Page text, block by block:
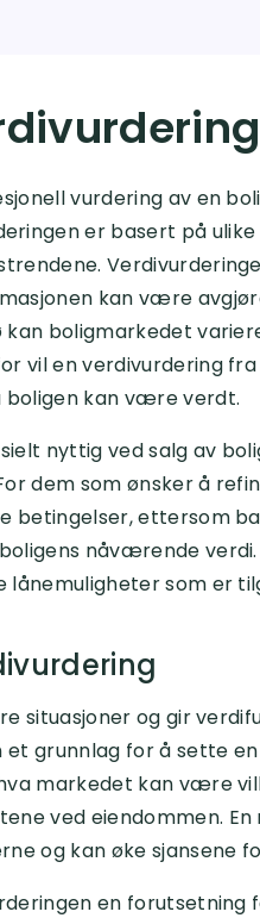
vurdering av en
er basert på
kan være
kan boligmarkedet
vil en verdivurdering
boligen kan være verdt.
nyttig ved salg av
dem som ønsker å
betingelser, ettersom
nåværende
lånemuligheter som er
situasjoner og gir
et grunnlag for å sette
markedet kan være
ved eiendommen.
og kan øke sjansene
en forutsetning